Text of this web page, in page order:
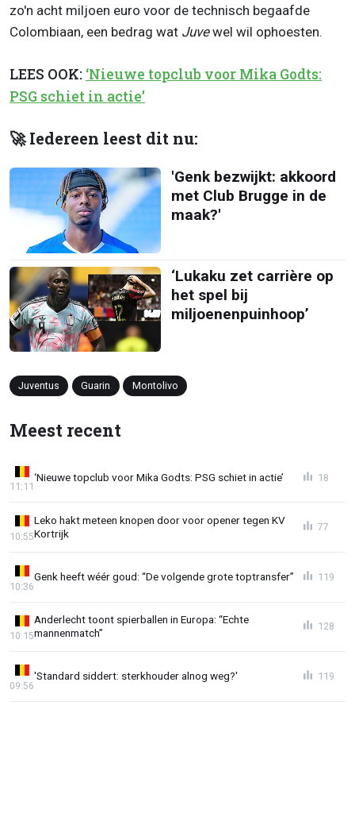
zo'n acht miljoen euro voor de technisch begaafde
Colombiaan, een bedrag wat Juvewel wil ophoesten.
LEES OOK: ‘Nieuwe topclub voor Mika Godts:
PSG schiet in actie’
🚀 Iedereen leest dit nu:
'Genk bezwijkt: akkoord
met Club Brugge in de
maak?'
‘Lukaku zet carrière op
het spel bij
miljoenenpuinhoop’
Juventus Guarin Montolivo
Meest recent
‘Nieuwe topclub voor Mika Godts: PSG schiet in actie’
11:11
18
Leko hakt meteen knopen door voor opener tegen KV
Kortrijk
10:55
77
Genk heeft wéér goud: “De volgende grote toptransfer”
10:36
119
Anderlecht toont spierballen in Europa: “Echte
mannenmatch”
10:15
128
'Standard siddert: sterkhouder alnog weg?'
09:56
119